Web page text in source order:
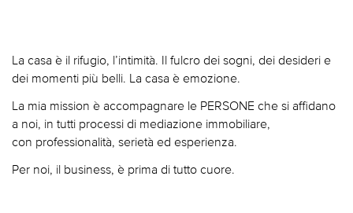
La casa è il rifugio, l’intimità. Il fulcro dei sogni, dei desideri e
dei momenti più belli. La casa è emozione.
La mia mission è accompagnare le PERSONE che si affidano
a noi, in tutti processi di mediazione immobiliare,
con professionalità, serietà ed esperienza.
Per noi, il business, è prima di tutto cuore.